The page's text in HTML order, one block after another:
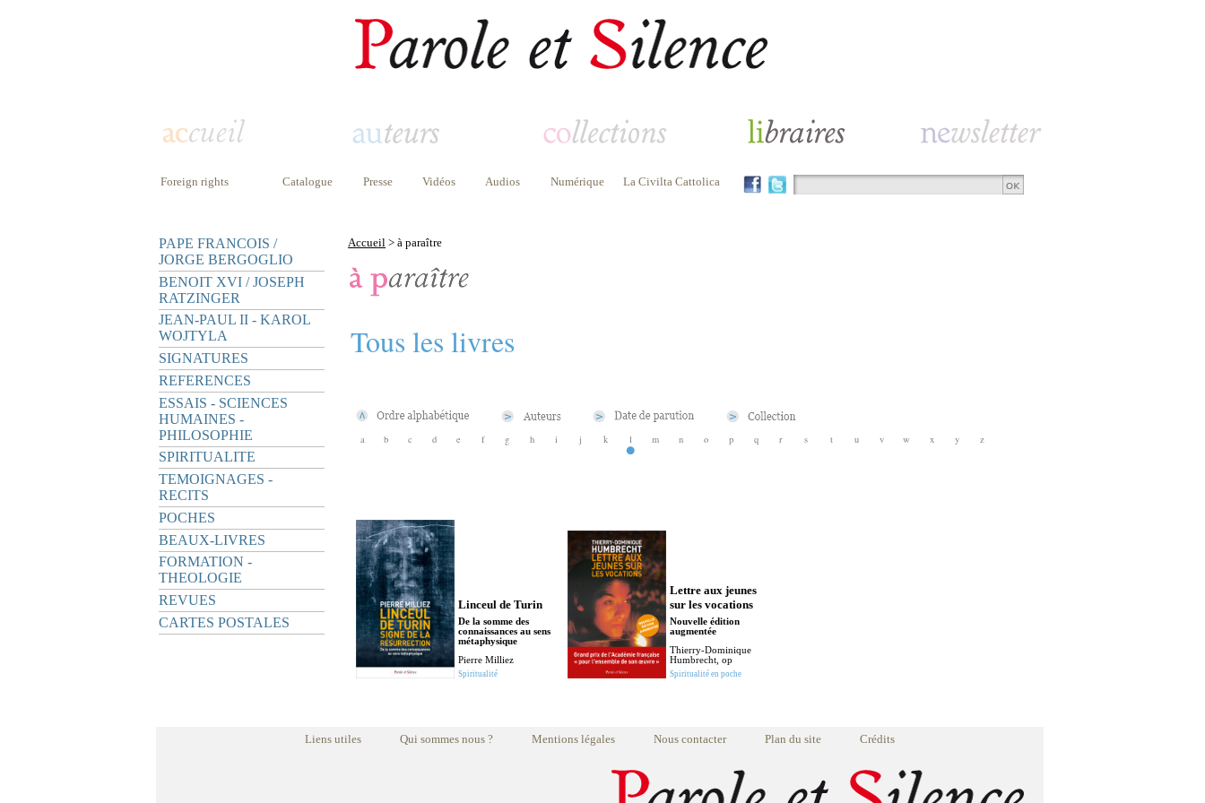
Foreign rights Catalogue Presse Vidéos Audios Numérique La Civilta Cattolica
PAPE FRANCOIS /
JORGE BERGOGLIO
BENOIT XVI / JOSEPH
RATZINGER
JEAN-PAUL II - KAROL
WOJTYLA
SIGNATURES
REFERENCES
ESSAIS - SCIENCES
HUMAINES -
PHILOSOPHIE
SPIRITUALITE
TEMOIGNAGES -
RECITS
POCHES
BEAUX-LIVRES
FORMATION -
THEOLOGIE
REVUES
CARTES POSTALES
Accueil > à paraître
Tous les livres
a b c d e f g h i j k l m n o p q r s t u v w x y z
Linceul de Turin
De la somme des
connaissances au sens
métaphysique
Pierre Milliez
Spiritualité
Lettre aux jeunes
sur les vocations
Nouvelle édition
augmentée
Thierry-Dominique
Humbrecht, op
Spiritualité en poche
Liens utiles Qui sommes nous ? Mentions légales Nous contacter Plan du site Crédits